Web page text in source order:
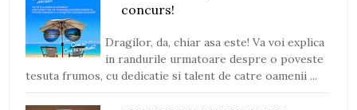
concurs!
Dragilor, da, chiar asa este! Va voi explica
in randurile urmatoare despre o poveste
tesuta frumos, cu dedicatie si talent de catre oamenii ...